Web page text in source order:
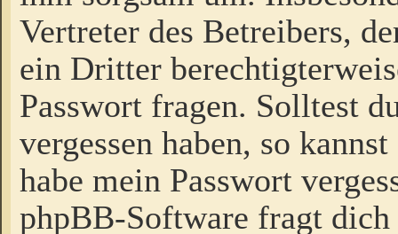
Vertreter des Betreibers,
ein Dritter
Passwort fragen. Solltest
vergessen haben, so
habe mein Passwort
phpBB-Software fragt dich